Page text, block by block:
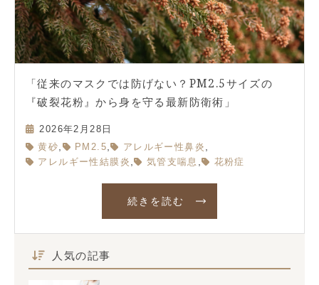
「従来のマスクでは防げない？PM2.5サイズの
『破裂花粉』から身を守る最新防衛術」
2026年2月28日
黄砂
PM2.5 , アレルギー性鼻炎
アレルギー性結膜炎 , 気管支喘息 , 花粉症
続きを読む
人気の記事